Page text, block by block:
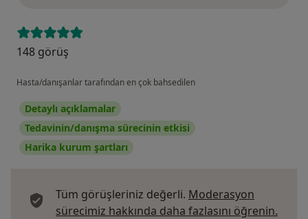
148 görüş
Hasta/danışanlar tarafından en çok bahsedilen
Detaylı açıklamalar
Tedavinin/danışma sürecinin etkisi
Harika kurum şartları
Tüm görüşleriniz değerli. Moderasyon
sürecimiz hakkında daha fazlasını öğrenin.